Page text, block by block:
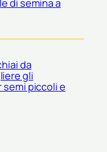
di semina a
da
gli
piccoli e